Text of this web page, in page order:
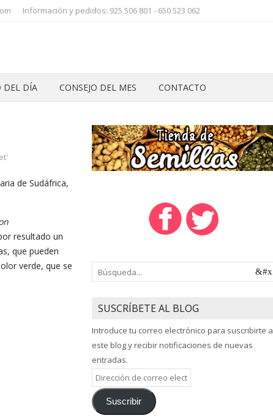
Información y pedidos: 925 506 801 - 650 523 062
DEL DÍA CONSEJO DEL MES CONTACTO
de Sudáfrica,
resultado un
que pueden
verde, que se
SUSCRÍBETE AL BLOG
Introduce tu correo electrónico para suscribirte a
este blog y recibir notificaciones de nuevas
entradas.
Dirección
de
correoSuscribir